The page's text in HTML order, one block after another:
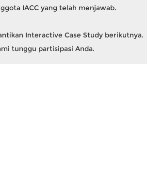
IACC yang telah menjawab.
Interactive Case Study berikutnya.
tunggu partisipasi Anda.